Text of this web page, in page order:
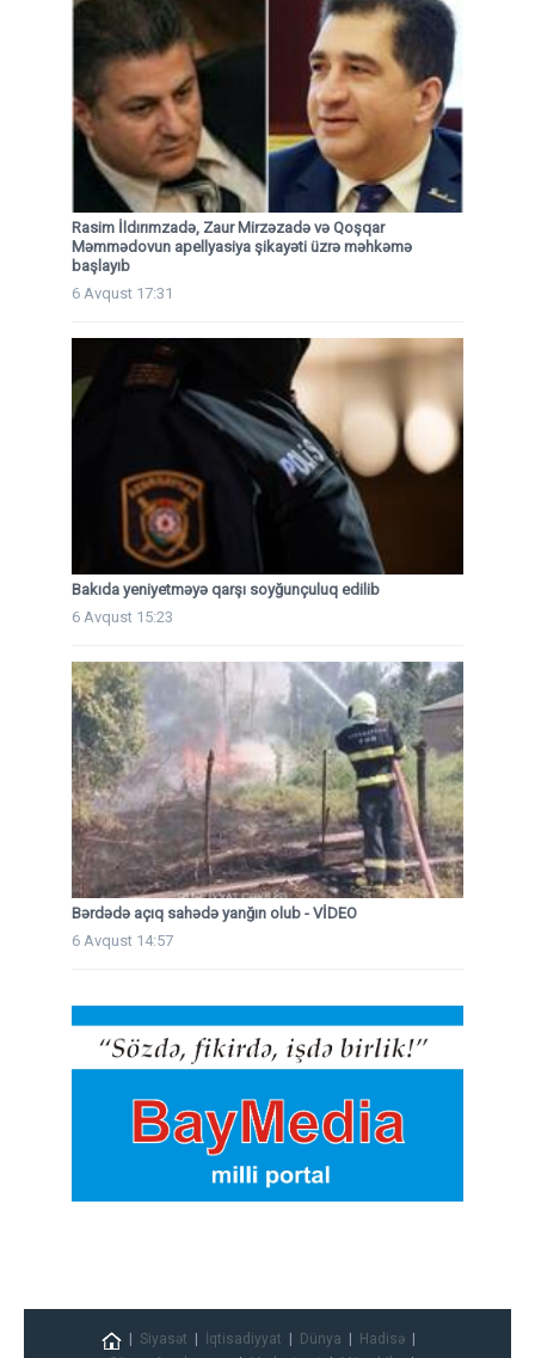
Rasim İldırımzadə, Zaur Mirzəzadə və Qoşqar
Məmmədovun apellyasiya şikayəti üzrə məhkəmə
başlayıb
6 Avqust 17:31
Bakıda yeniyetməyə qarşı soyğunçuluq edilib
6 Avqust 15:23
Bərdədə açıq sahədə yanğın olub - VİDEO
6 Avqust 14:57
Siyasət İqtisadiyyat Dünya
Hadisə